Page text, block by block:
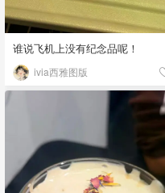
谁说飞机上没有纪念品呢！
ivia西雅图版